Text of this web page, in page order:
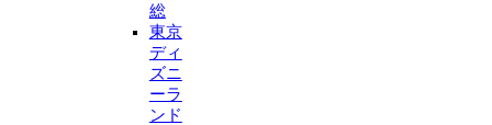
総
東京
ディ
ズニ
ーラ
ンド